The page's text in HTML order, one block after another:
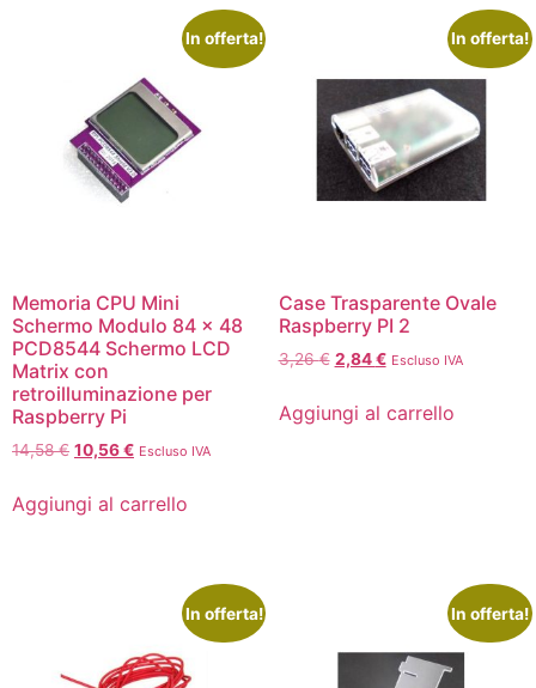
In offerta!
Memoria CPU Mini
Schermo Modulo 84 x 48
PCD8544 Schermo LCD
Matrix con
retroilluminazione per
Raspberry Pi
14,58€ 10,56€ Escluso IVA
Aggiungi al carrello
In offerta!
Case Trasparente Ovale
Raspberry PI 2
3,26€ 2,84€ Escluso IVA
Aggiungi al carrello
In offerta! In offerta!